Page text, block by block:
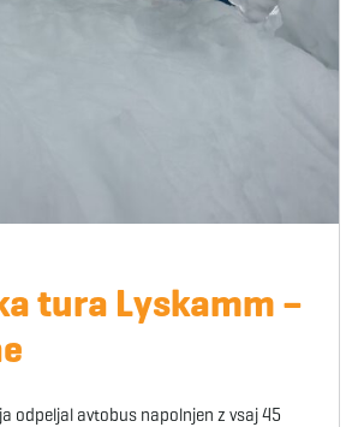
tura Lyskamm –
odpeljal avtobus napolnjen z vsaj 45